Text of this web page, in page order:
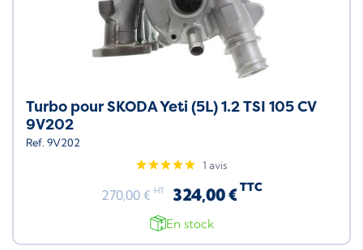
Turbo pour SKODA Yeti (5L) 1.2 TSI 105 CV
9V202
Ref. 9V202
1 avis
270,00 € HT 324,00 € TTC
En stock